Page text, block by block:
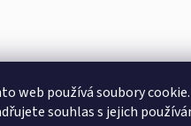
web používá soubory
souhlas s jejich